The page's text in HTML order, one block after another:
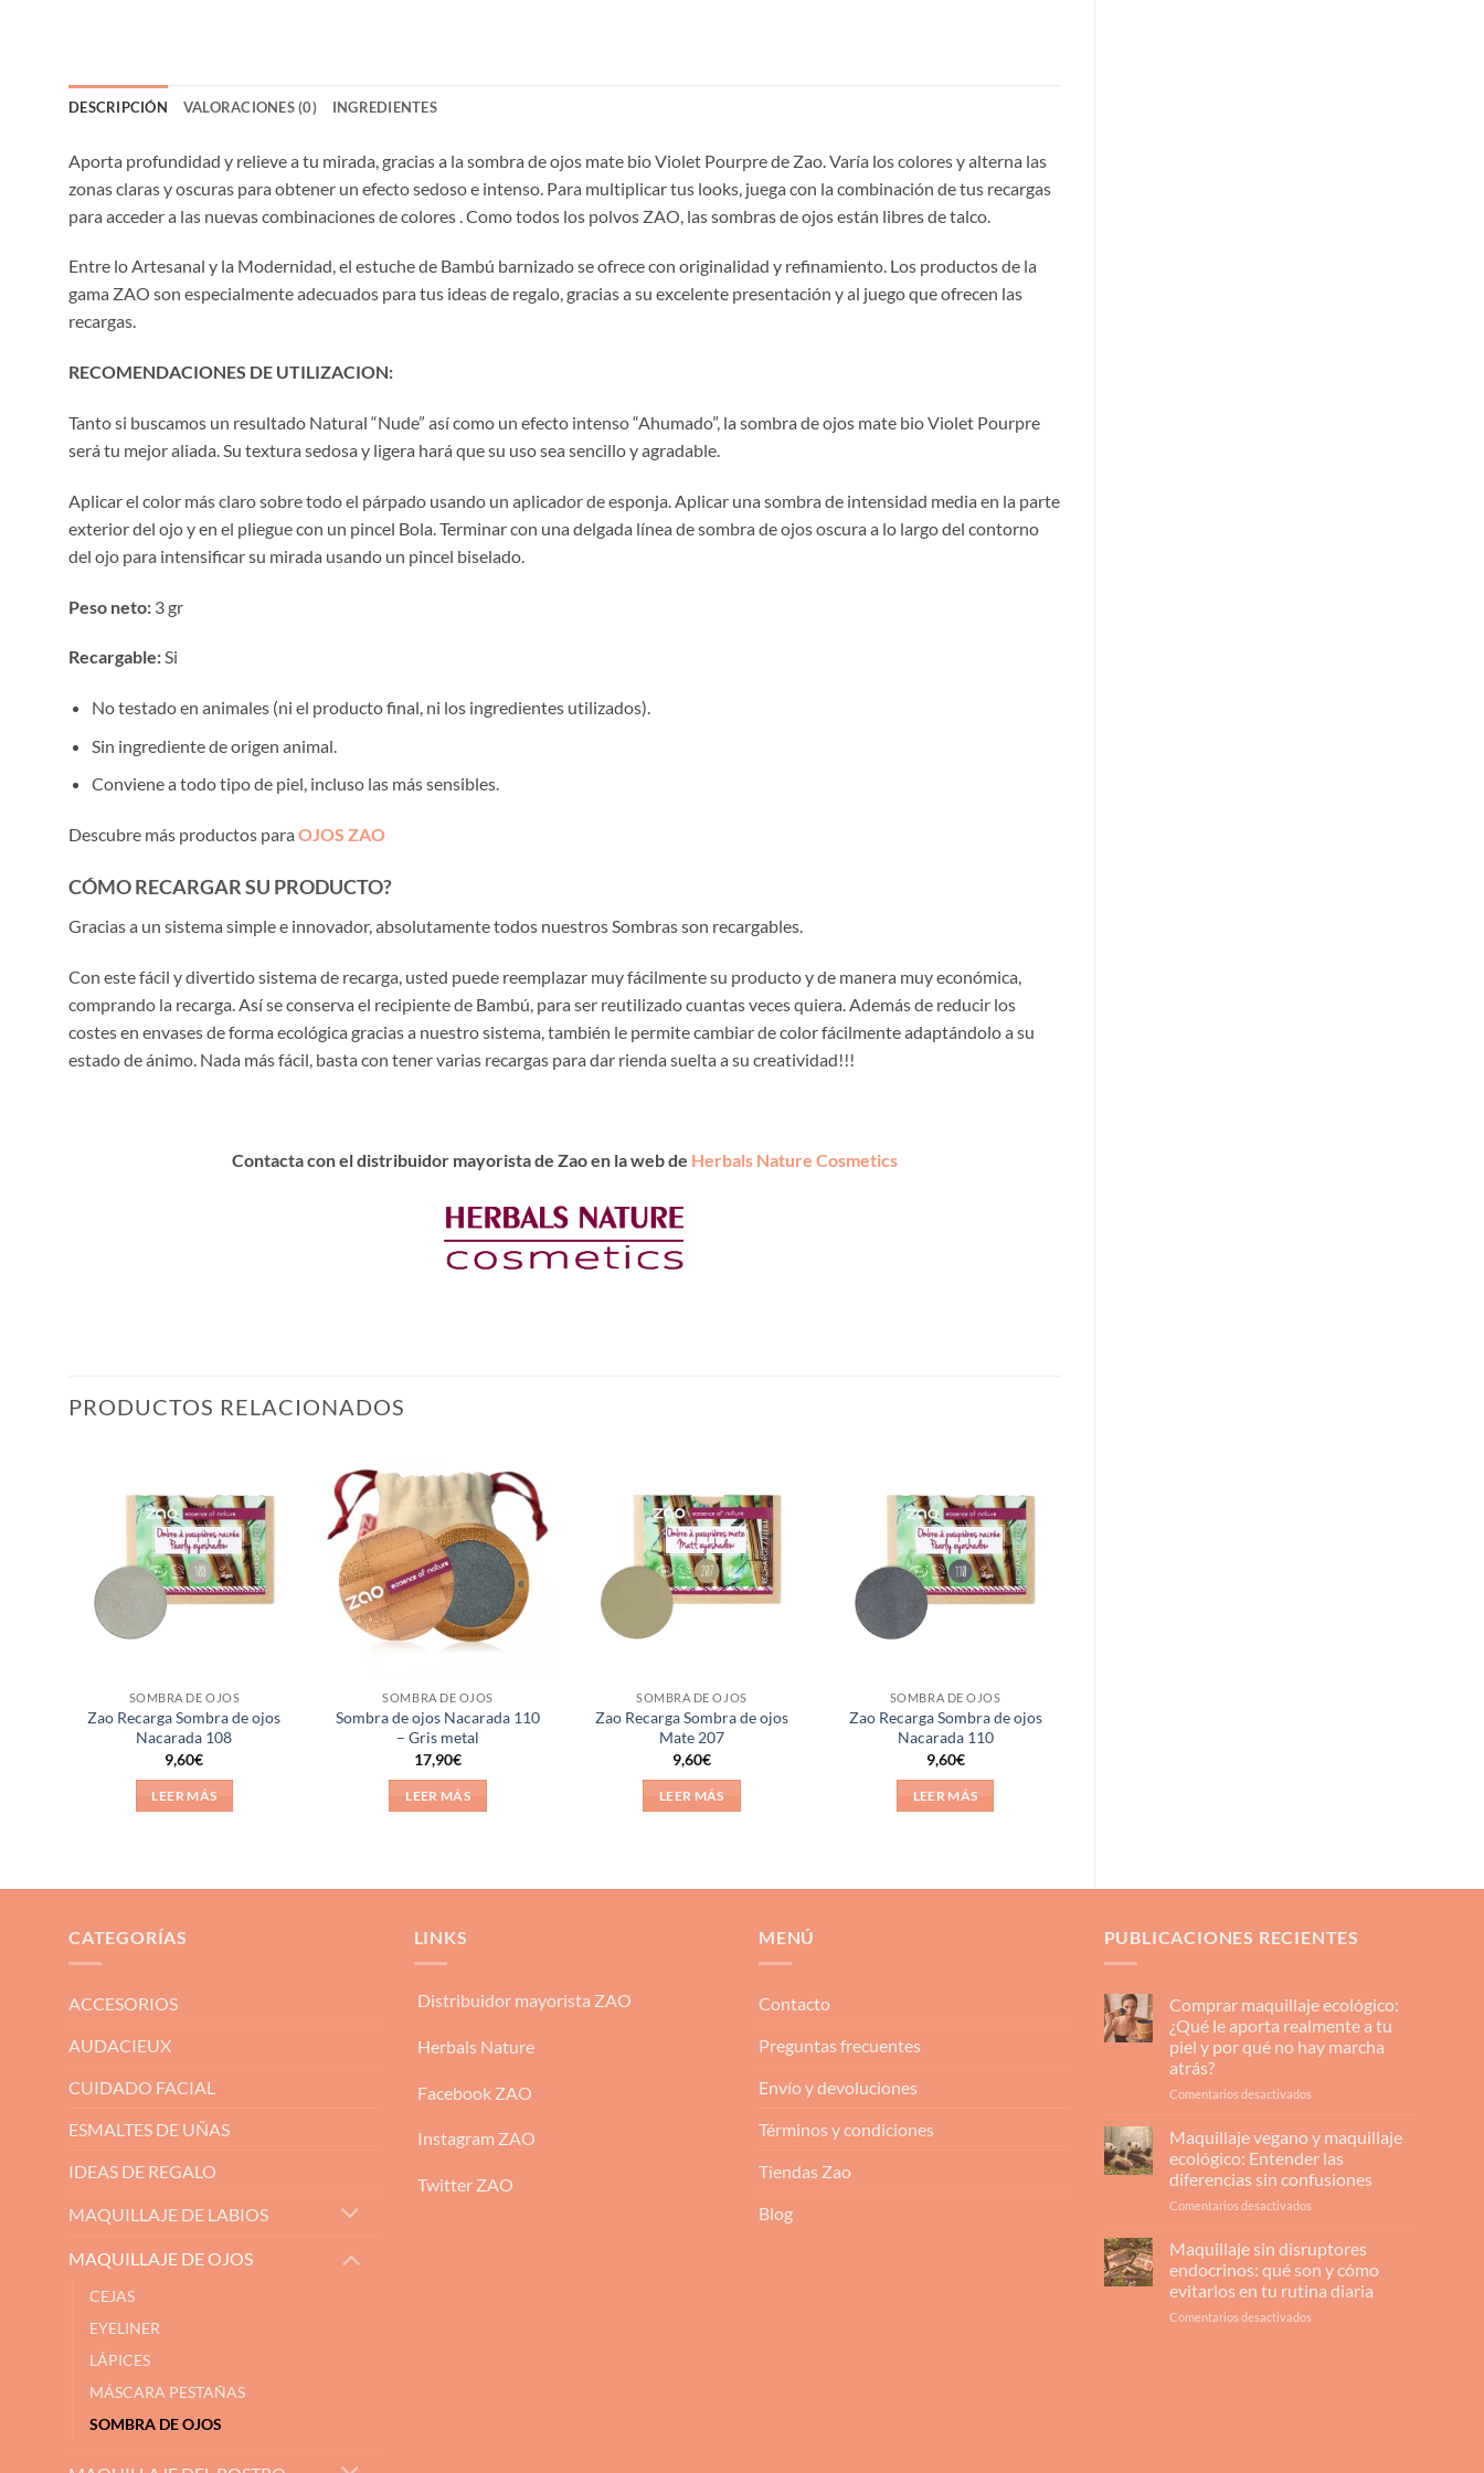
DESCRIPCIÓN VALORACIONES (0) INGREDIENTES
Aporta profundidad y relieve a tu mirada, gracias a la sombra de ojos mate bio Violet Pourpre de Zao. Varía los colores y alterna las
zonas claras y oscuras para obtener un efecto sedoso e intenso. Para multiplicar tus looks, juega con la combinación de tus recargas
para acceder a las nuevas combinaciones de colores . Como todos los polvos ZAO, las sombras de ojos están libres de talco.
Entre lo Artesanal y la Modernidad, el estuche de Bambú barnizado se ofrece con originalidad y refinamiento. Los productos de la
gama ZAO son especialmente adecuados para tus ideas de regalo, gracias a su excelente presentación y al juego que ofrecen las
recargas.
RECOMENDACIONES DE UTILIZACION:
Tanto si buscamos un resultado Natural “Nude” así como un efecto intenso “Ahumado”, la sombra de ojos mate bio Violet Pourpre
será tu mejor aliada. Su textura sedosa y ligera hará que su uso sea sencillo y agradable.
Aplicar el color más claro sobre todo el párpado usando un aplicador de esponja. Aplicar una sombra de intensidad media en la parte
exterior del ojo y en el pliegue con un pincel Bola. Terminar con una delgada línea de sombra de ojos oscura a lo largo del contorno
del ojo para intensificar su mirada usando un pincel biselado.
Peso neto: 3 gr
Recargable:Si
No testado en animales (ni el producto final, ni los ingredientes utilizados).
Sin ingrediente de origen animal.
Conviene a todo tipo de piel, incluso las más sensibles.
Descubre más productos para OJOS ZAO
CÓMO RECARGAR SU PRODUCTO?
Gracias a un sistema simple e innovador, absolutamente todos nuestros Sombras son recargables.
Con este fácil y divertido sistema de recarga, usted puede reemplazar muy fácilmente su producto y de manera muy económica,
comprando la recarga. Así se conserva el recipiente de Bambú, para ser reutilizado cuantas veces quiera. Además de reducir los
costes en envases de forma ecológica gracias a nuestro sistema, también le permite cambiar de color fácilmente adaptándolo a su
estado de ánimo. Nada más fácil, basta con tener varias recargas para dar rienda suelta a su creatividad!!!
Contacta con el distribuidor mayorista de Zao en la web de Herbals Nature Cosmetics
PRODUCTOS RELACIONADOS
Añadir
a la
lista de
deseos
SOMBRA DE OJOS
Zao Recarga Sombra de ojos
Nacarada 108
9,60€
LEER MÁS
Añadir
lista de
deseos
SOMBRA DE OJOS
Sombra de ojos Nacarada 110
– Gris metal
17,90€
LEER MÁS
Añadir
a la
lista de
deseos
SOMBRA DE OJOS
Zao Recarga Sombra de ojos
Mate 207
9,60€
LEER MÁS
Añadir
a la
lista de
deseos
SOMBRA DE OJOS
Zao Recarga Sombra de ojos
Nacarada 110
9,60€
LEER MÁS
CATEGORÍAS
ACCESORIOS
AUDACIEUX
CUIDADO FACIAL
ESMALTES DE UÑAS
IDEAS DE REGALO
MAQUILLAJE DE LABIOS
MAQUILLAJE DE OJOS
CEJAS
EYELINER
LÁPICES
MÁSCARA PESTAÑAS
SOMBRA DE OJOS
LINKS
Distribuidor mayorista ZAO
Herbals Nature
Facebook ZAO
Instagram ZAO
Twitter ZAO
MENÚ
Contacto
Preguntas frecuentes
Envío y devoluciones
Términos y condiciones
Tiendas Zao
Blog
PUBLICACIONES RECIENTES
Comprar maquillaje ecológico:
¿Qué le aporta realmente a tu
piel y por qué no hay marcha
atrás?
Comentarios desactivadosen
ecológico:
¿Qué
le
aporta
tu
piel
y
por
Maquillaje vegano y maquillaje
ecológico: Entender las
diferencias sin confusiones
Comentarios desactivadosen
vegano
maquillaje
ecológico:
Entender
Maquillaje sin disruptores
endocrinos: qué son y cómo
evitarlos en tu rutina diaria
Comentarios desactivadosen